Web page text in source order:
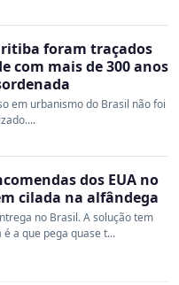
foram traçados
com mais de 300 anos
em urbanismo do Brasil não foi
dos EUA no
cilada na alfândega
no Brasil. A solução tem
a que pega quase t...